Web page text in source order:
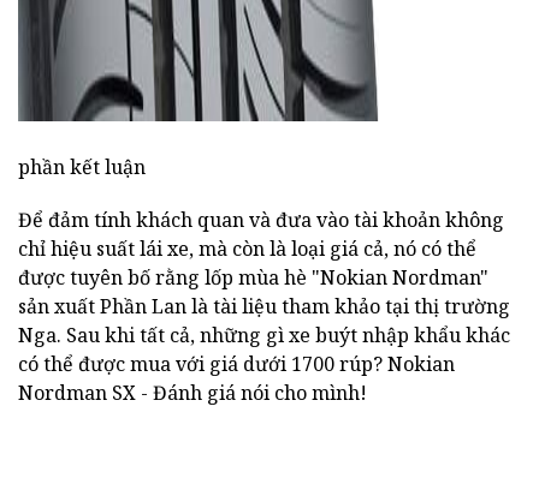
phần kết luận
Để đảm tính khách quan và đưa vào tài khoản không
chỉ hiệu suất lái xe, mà còn là loại giá cả, nó có thể
được tuyên bố rằng lốp mùa hè "Nokian Nordman"
sản xuất Phần Lan là tài liệu tham khảo tại thị trường
Nga. Sau khi tất cả, những gì xe buýt nhập khẩu khác
có thể được mua với giá dưới 1700 rúp? Nokian
Nordman SX - Đánh giá nói cho mình!